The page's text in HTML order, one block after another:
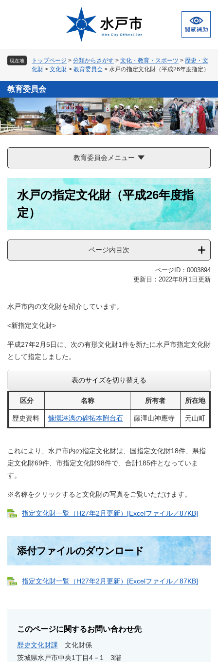
本
文
へ
現在地 トップページ > 分類からさがす > 文化・教育・スポーツ > 歴史・文
化財 > 文化財 > 教育委員会 > 水戸の指定文化財（平成26年度指定）
教育委員会
教育委員会メニュー
水戸の指定文化財（平成26年度指
定）
ページ内目次
ページID：0003894
更新日：2022年8月1日更新
水戸市内の文化財を紹介しています。
<新指定文化財>
平成27年2月5日に、次の有形文化財1件を新たに水戸市指定文化財
として指定しました。
表のサイズを切り替える
区分 名称 所有者 所在地
歴史資料 慷慨淋漓の碑拓本附台石 藤澤山神應寺 元山町
これにより、水戸市内の指定文化財は、国指定文化財18件、県指
定文化財69件、市指定文化財98件で、合計185件となっていま
す。
※名称をクリックすると文化財の写真をご覧いただけます。
指定文化財一覧（H27年2月更新）[Excelファイル／87KB]
添付ファイルのダウンロード
指定文化財一覧（H27年2月更新）[Excelファイル／87KB]
このページに関するお問い合わせ先
歴史文化財課
文化財係
茨城県水戸市中央1丁目4－1 3階